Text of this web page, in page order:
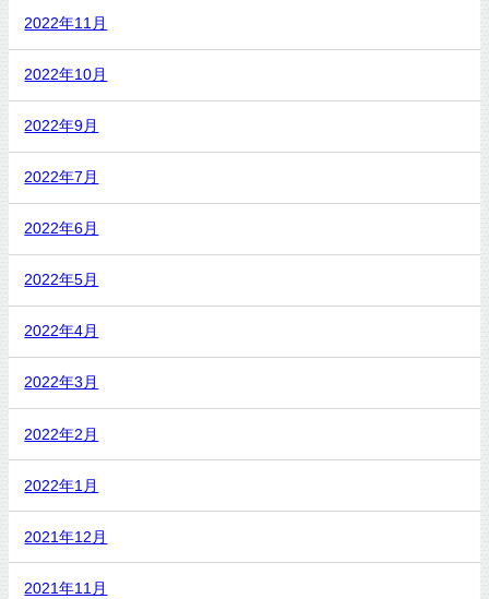
2022年11月
2022年10月
2022年9月
2022年7月
2022年6月
2022年5月
2022年4月
2022年3月
2022年2月
2022年1月
2021年12月
2021年11月